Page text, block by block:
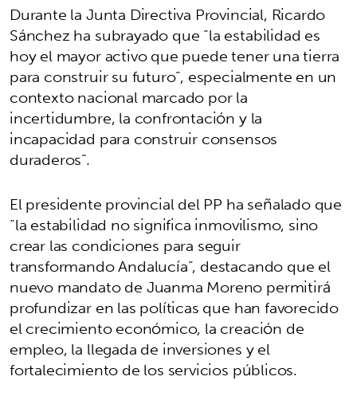
Durante la Junta Directiva Provincial, Ricardo
Sánchez ha subrayado que “la estabilidad es
hoy el mayor activo que puede tener una tierra
para construir su futuro”, especialmente en un
contexto nacional marcado por la
incertidumbre, la confrontación y la
incapacidad para construir consensos
duraderos”.
El presidente provincial del PP ha señalado que
“la estabilidad no significa inmovilismo, sino
crear las condiciones para seguir
transformando Andalucía”, destacando que el
nuevo mandato de Juanma Moreno permitirá
profundizar en las políticas que han favorecido
el crecimiento económico, la creación de
empleo, la llegada de inversiones y el
fortalecimiento de los servicios públicos.